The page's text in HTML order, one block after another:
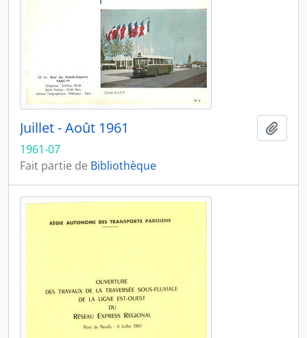
Juillet - Août 1961
1961-07
Fait partie de Bibliothèque